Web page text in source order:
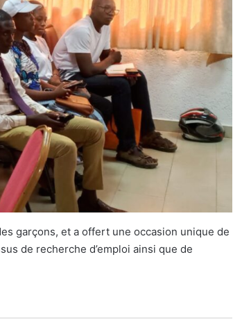
garçons, et a offert une occasion unique de
de recherche d’emploi ainsi que de